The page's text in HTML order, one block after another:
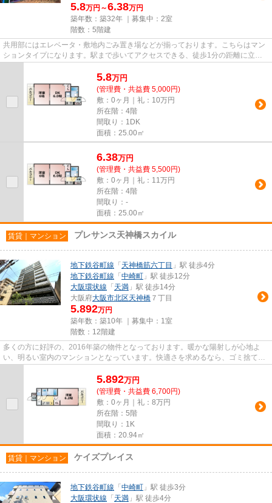
5.8万円～6.38万円
築年数：築32年 ｜募集中： 2室
階数：5階建
共用部にはエレベータ・敷地内ごみ置き場などが揃っております。こちらはマン
ションタイプになります。駅まで歩いてアクセスできる、徒歩1分の距離に立地
5.8万円
(管理費・共益費 5,000円)
敷：0ヶ月｜礼：10万円
所在階：4階
間取り：1DK
面積：25.00㎡
6.38万円
(管理費・共益費 5,500円)
敷：0ヶ月｜礼：11万円
所在階：4階
間取り：-
面積：25.00㎡
賃貸｜マンション プレサンス天神橋スカイル
地下鉄谷町線 「 天神橋筋六丁目 」駅 徒歩4分
地下鉄谷町線 「 中崎町 」駅 徒歩12分
大阪環状線 「 天満 」駅 徒歩14分
大阪府大阪市北区天神橋 ７丁目
5.892万円
築年数：築10年 ｜募集中： 1室
階数：12階建
多くの方に好評の、2016年築の物件となっております。暖かな陽射しが心地よ
い、明るい室内のマンションとなっています。快適さを求めるなら、ゴミ捨てが
5.892万円
(管理費・共益費 6,700円)
敷：0ヶ月｜礼：8万円
所在階：5階
間取り：1K
面積：20.94㎡
賃貸｜マンション ケイズプレイス
地下鉄谷町線 「 中崎町 」駅 徒歩3分
大阪環状線 「 天満 」駅 徒歩4分